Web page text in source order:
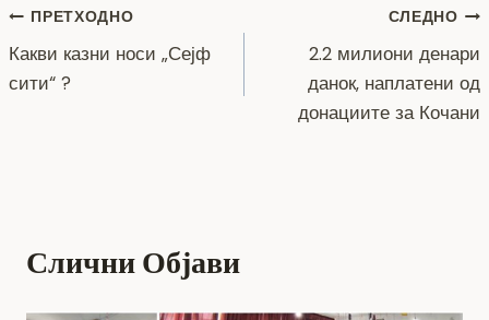
b
o
o
g p
p
n
k
Навигација
на
ПРЕТХОДНО
Какви казни носи „Сејф
сити“ ?
СЛЕДНО
2.2 милиони денари
данок, наплатени од
донациите за Кочани
Слични Објави